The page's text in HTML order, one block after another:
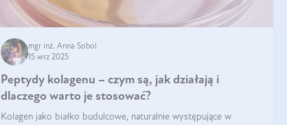
mgr inż. Anna Sobol
15 wrz 2025
Peptydy kolagenu – czym są, jak działają i
dlaczego warto je stosować?
Kolagen jako białko budulcowe, naturalnie występujące w